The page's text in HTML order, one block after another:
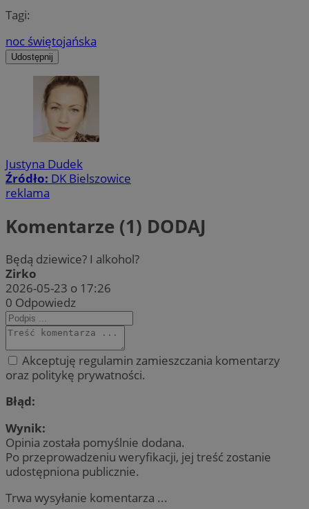
Tagi:
noc świętojańska
Udostępnij
Justyna Dudek
Źródło: DK Bielszowice
reklama
Komentarze (1) DODAJ
Będą dziewice? I alkohol?
Zirko
2026-05-23 o 17:26
0 Odpowiedz
Akceptuję regulamin zamieszczania komentarzy
oraz politykę prywatności.
Błąd:
Wynik:
Opinia została pomyślnie dodana.
Po przeprowadzeniu weryfikacji, jej treść zostanie
udostępniona publicznie.
Trwa wysyłanie komentarza ...